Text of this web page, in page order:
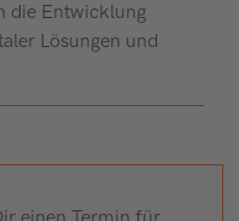
die Entwicklung
Lösungen und